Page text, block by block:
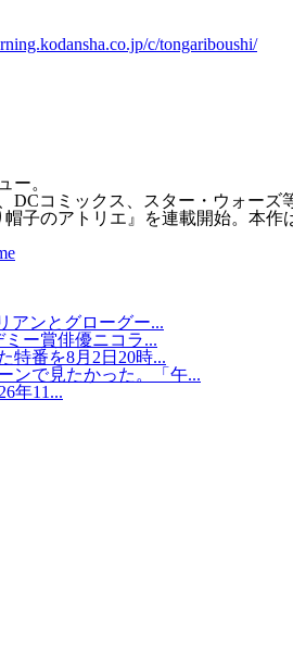
c/tongariboushi/
ー。
コミックス、スター・ウォーズ
子のアトリエ』を連載開始。本
アンとグローグー...
ミー賞俳優ニコラ...
特番を8月2日20時...
ンで見たかった。「午...
年11...